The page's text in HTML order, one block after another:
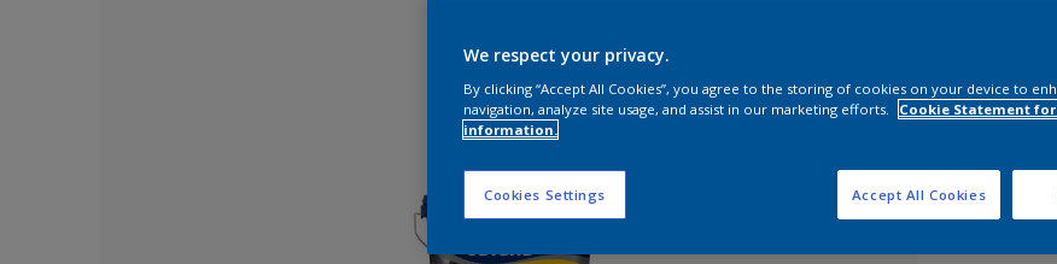
Alege o culoare
We respect your privacy.
By clicking “Accept All Cookies”, you agree to the storing of cookies on your device to
navigation, analyze site usage, and assist in our marketing efforts.
Cookie Statement
information.
Cookies Settings Accept All Cookies